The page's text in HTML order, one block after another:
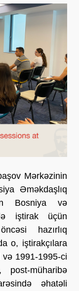
Mərkəzinin
Əməkdaşlıq
Bosniya və
iştirak üçün
hazırlıq
o, iştirakçılara
və 1991-1995-ci
müharibə
əhatəli